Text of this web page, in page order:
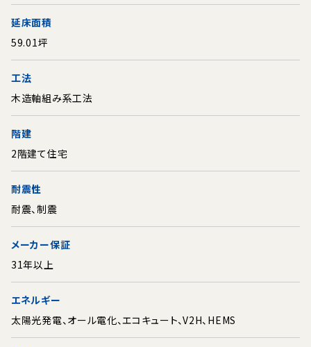
延床面積
59.01坪
工法
木造軸組み系工法
階建
2階建て住宅
耐震性
耐震、制震
メーカー保証
31年以上
エネルギー
太陽光発電、オール電化、エコキュート、V2H、HEMS